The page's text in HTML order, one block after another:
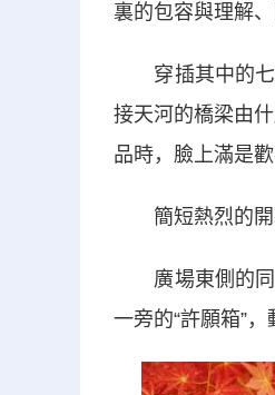
裏的包容與理解
穿插其中的七
接天河的橋梁由
品時，臉上滿是
簡短熱烈的開
廣場東側的同
一旁的“許願箱”